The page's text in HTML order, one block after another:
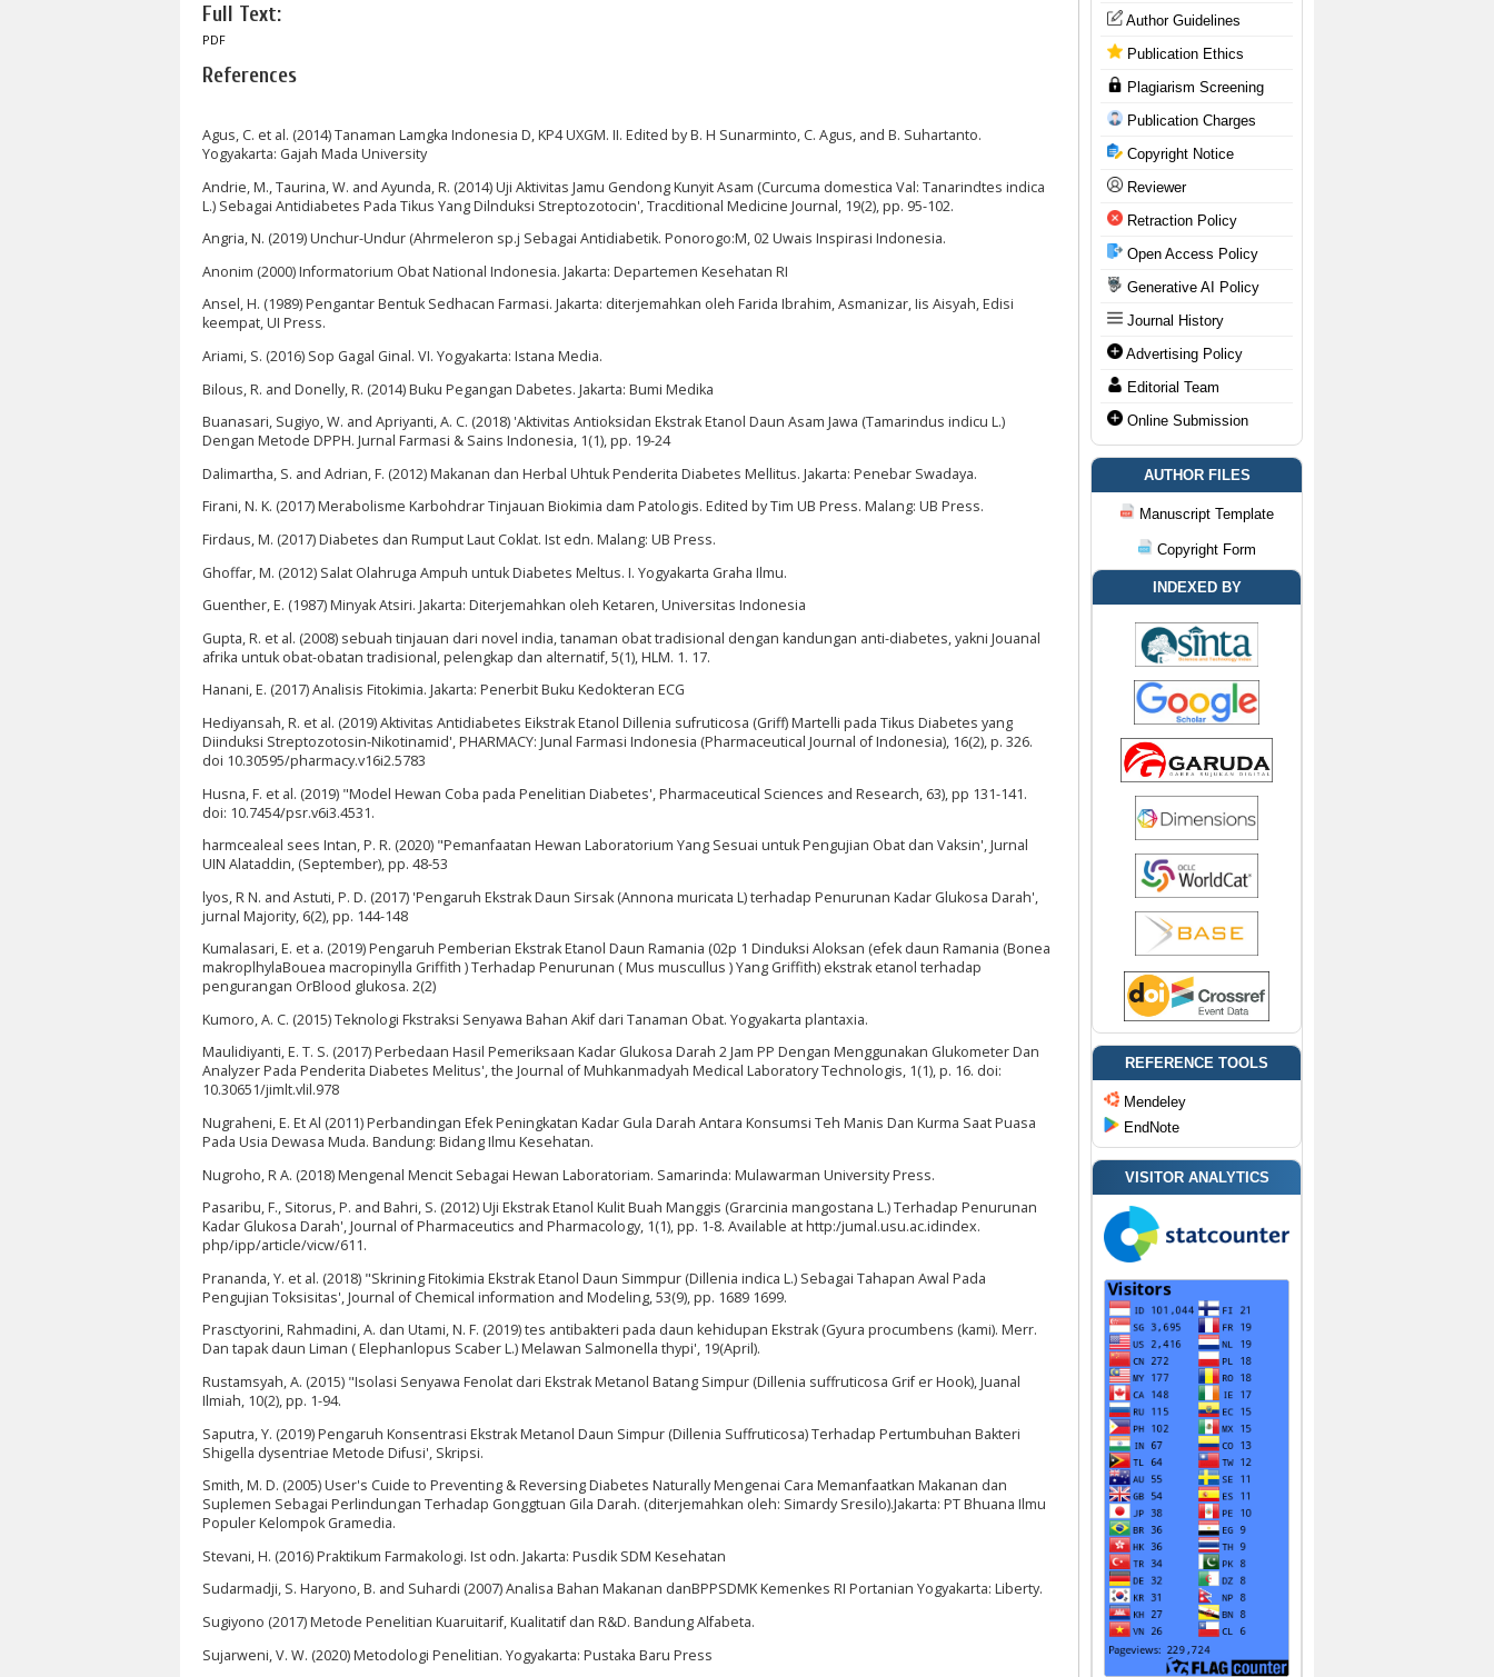
Author Guidelines
Publication Ethics
Plagiarism Screening
Publication Charges
Copyright Notice
Reviewer
Retraction Policy
Open Access Policy
Generative AI Policy
Journal History
Advertising Policy
Editorial Team
Online Submission
AUTHOR FILES
Manuscript Template
Copyright Form
INDEXED BY
REFERENCE TOOLS
Mendeley
EndNote
VISITOR ANALYTICS
Full Text:
PDF
References
Agus, C. et al. (2014) Tanaman Lamgka Indonesia D, KP4 UXGM. II. Edited by B. H Sunarminto, C. Agus, and B. Suhartanto.
Yogyakarta: Gajah Mada University
Andrie, M., Taurina, W. and Ayunda, R. (2014) Uji Aktivitas Jamu Gendong Kunyit Asam (Curcuma domestica Val: Tanarindtes indica
L.) Sebagai Antidiabetes Pada Tikus Yang Dilnduksi Streptozotocin', Tracditional Medicine Journal, 19(2), pp. 95-102.
Angria, N. (2019) Unchur-Undur (Ahrmeleron sp.j Sebagai Antidiabetik. Ponorogo:M, 02 Uwais Inspirasi Indonesia.
Anonim (2000) Informatorium Obat National Indonesia. Jakarta: Departemen Kesehatan RI
Ansel, H. (1989) Pengantar Bentuk Sedhacan Farmasi. Jakarta: diterjemahkan oleh Farida Ibrahim, Asmanizar, Iis Aisyah, Edisi
keempat, UI Press.
Ariami, S. (2016) Sop Gagal Ginal. VI. Yogyakarta: Istana Media.
Bilous, R. and Donelly, R. (2014) Buku Pegangan Dabetes. Jakarta: Bumi Medika
Buanasari, Sugiyo, W. and Apriyanti, A. C. (2018) 'Aktivitas Antioksidan Ekstrak Etanol Daun Asam Jawa (Tamarindus indicu L.)
Dengan Metode DPPH. Jurnal Farmasi & Sains Indonesia, 1(1), pp. 19-24
Dalimartha, S. and Adrian, F. (2012) Makanan dan Herbal Uhtuk Penderita Diabetes Mellitus. Jakarta: Penebar Swadaya.
Firani, N. K. (2017) Merabolisme Karbohdrar Tinjauan Biokimia dam Patologis. Edited by Tim UB Press. Malang: UB Press.
Firdaus, M. (2017) Diabetes dan Rumput Laut Coklat. Ist edn. Malang: UB Press.
Ghoffar, M. (2012) Salat Olahruga Ampuh untuk Diabetes Meltus. I. Yogyakarta Graha Ilmu.
Guenther, E. (1987) Minyak Atsiri. Jakarta: Diterjemahkan oleh Ketaren, Universitas Indonesia
Gupta, R. et al. (2008) sebuah tinjauan dari novel india, tanaman obat tradisional dengan kandungan anti-diabetes, yakni Jouanal
afrika untuk obat-obatan tradisional, pelengkap dan alternatif, 5(1), HLM. 1. 17.
Hanani, E. (2017) Analisis Fitokimia. Jakarta: Penerbit Buku Kedokteran ECG
Hediyansah, R. et al. (2019) Aktivitas Antidiabetes Eikstrak Etanol Dillenia sufruticosa (Griff) Martelli pada Tikus Diabetes yang
Diinduksi Streptozotosin-Nikotinamid', PHARMACY: Junal Farmasi Indonesia (Pharmaceutical Journal of Indonesia), 16(2), p. 326.
doi 10.30595/pharmacy.v16i2.5783
Husna, F. et al. (2019) "Model Hewan Coba pada Penelitian Diabetes', Pharmaceutical Sciences and Research, 63), pp 131-141.
doi: 10.7454/psr.v6i3.4531.
harmcealeal sees Intan, P. R. (2020) "Pemanfaatan Hewan Laboratorium Yang Sesuai untuk Pengujian Obat dan Vaksin', Jurnal
UIN Alataddin, (September), pp. 48-53
lyos, R N. and Astuti, P. D. (2017) 'Pengaruh Ekstrak Daun Sirsak (Annona muricata L) terhadap Penurunan Kadar Glukosa Darah',
jurnal Majority, 6(2), pp. 144-148
Kumalasari, E. et a. (2019) Pengaruh Pemberian Ekstrak Etanol Daun Ramania (02p 1 Dinduksi Aloksan (efek daun Ramania (Bonea
makroplhylaBouea macropinylla Griffith ) Terhadap Penurunan ( Mus muscullus ) Yang Griffith) ekstrak etanol terhadap
pengurangan OrBlood glukosa. 2(2)
Kumoro, A. C. (2015) Teknologi Fkstraksi Senyawa Bahan Akif dari Tanaman Obat. Yogyakarta plantaxia.
Maulidiyanti, E. T. S. (2017) Perbedaan Hasil Pemeriksaan Kadar Glukosa Darah 2 Jam PP Dengan Menggunakan Glukometer Dan
Analyzer Pada Penderita Diabetes Melitus', the Journal of Muhkanmadyah Medical Laboratory Technologis, 1(1), p. 16. doi:
10.30651/jimlt.vlil.978
Nugraheni, E. Et Al (2011) Perbandingan Efek Peningkatan Kadar Gula Darah Antara Konsumsi Teh Manis Dan Kurma Saat Puasa
Pada Usia Dewasa Muda. Bandung: Bidang Ilmu Kesehatan.
Nugroho, R A. (2018) Mengenal Mencit Sebagai Hewan Laboratoriam. Samarinda: Mulawarman University Press.
Pasaribu, F., Sitorus, P. and Bahri, S. (2012) Uji Ekstrak Etanol Kulit Buah Manggis (Grarcinia mangostana L.) Terhadap Penurunan
Kadar Glukosa Darah', Journal of Pharmaceutics and Pharmacology, 1(1), pp. 1-8. Available at http:/jumal.usu.ac.idindex.
php/ipp/article/vicw/611.
Prananda, Y. et al. (2018) "Skrining Fitokimia Ekstrak Etanol Daun Simmpur (Dillenia indica L.) Sebagai Tahapan Awal Pada
Pengujian Toksisitas', Journal of Chemical information and Modeling, 53(9), pp. 1689 1699.
Prasctyorini, Rahmadini, A. dan Utami, N. F. (2019) tes antibakteri pada daun kehidupan Ekstrak (Gyura procumbens (kami). Merr.
Dan tapak daun Liman ( Elephanlopus Scaber L.) Melawan Salmonella thypi', 19(April).
Rustamsyah, A. (2015) "Isolasi Senyawa Fenolat dari Ekstrak Metanol Batang Simpur (Dillenia suffruticosa Grif er Hook), Juanal
Ilmiah, 10(2), pp. 1-94.
Saputra, Y. (2019) Pengaruh Konsentrasi Ekstrak Metanol Daun Simpur (Dillenia Suffruticosa) Terhadap Pertumbuhan Bakteri
Shigella dysentriae Metode Difusi', Skripsi.
Smith, M. D. (2005) User's Cuide to Preventing & Reversing Diabetes Naturally Mengenai Cara Memanfaatkan Makanan dan
Suplemen Sebagai Perlindungan Terhadap Gonggtuan Gila Darah. (diterjemahkan oleh: Simardy Sresilo).Jakarta: PT Bhuana Ilmu
Populer Kelompok Gramedia.
Stevani, H. (2016) Praktikum Farmakologi. Ist odn. Jakarta: Pusdik SDM Kesehatan
Sudarmadji, S. Haryono, B. and Suhardi (2007) Analisa Bahan Makanan danBPPSDMK Kemenkes RI Portanian Yogyakarta: Liberty.
Sugiyono (2017) Metode Penelitian Kuaruitarif, Kualitatif dan R&D. Bandung Alfabeta.
Sujarweni, V. W. (2020) Metodologi Penelitian. Yogyakarta: Pustaka Baru Press